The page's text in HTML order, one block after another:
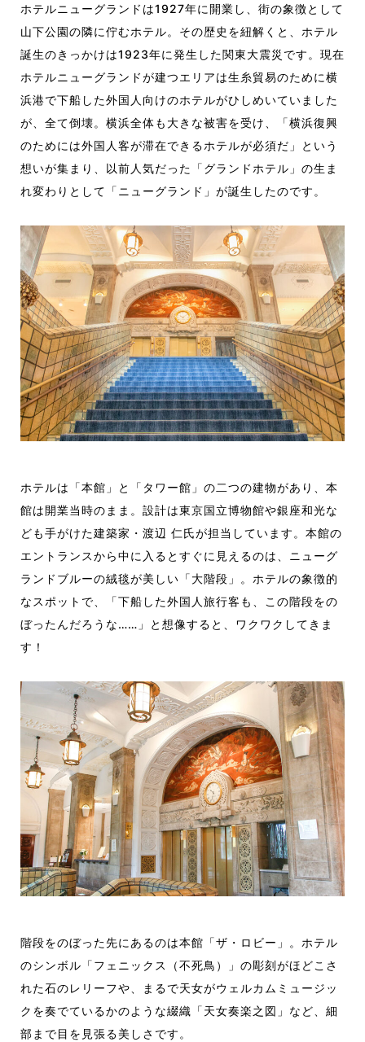
ホテルニューグランドは1927年に開業し、街の象徴として
山下公園の隣に佇むホテル。その歴史を紐解くと、ホテル
誕生のきっかけは1923年に発生した関東大震災です。現在
ホテルニューグランドが建つエリアは生糸貿易のために横
浜港で下船した外国人向けのホテルがひしめいていました
が、全て倒壊。横浜全体も大きな被害を受け、「横浜復興
のためには外国人客が滞在できるホテルが必須だ」という
想いが集まり、以前人気だった「グランドホテル」の生ま
れ変わりとして「ニューグランド」が誕生したのです。
ホテルは「本館」と「タワー館」の二つの建物があり、本
館は開業当時のまま。設計は東京国立博物館や銀座和光な
ども手がけた建築家・渡辺 仁氏が担当しています。本館の
エントランスから中に入るとすぐに見えるのは、ニューグ
ランドブルーの絨毯が美しい「大階段」。ホテルの象徴的
なスポットで、「下船した外国人旅行客も、この階段をの
ぼったんだろうな……」と想像すると、ワクワクしてきま
す！
階段をのぼった先にあるのは本館「ザ・ロビー」。ホテル
のシンボル「フェニックス（不死鳥）」の彫刻がほどこさ
れた石のレリーフや、まるで天女がウェルカムミュージッ
クを奏でているかのような綴織「天女奏楽之図」など、細
部まで目を見張る美しさです。